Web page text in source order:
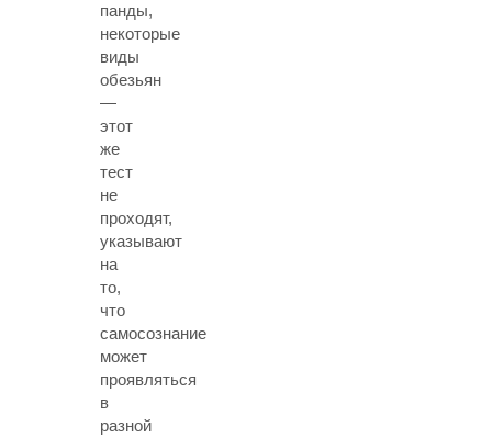
панды,
некоторые
виды
обезьян
—
этот
же
тест
не
проходят,
указывают
на
то,
что
самосознание
может
проявляться
в
разной